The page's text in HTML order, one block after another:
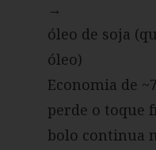
→
óleo de soja
óleo)
Economia de
perde o toque
bolo continua